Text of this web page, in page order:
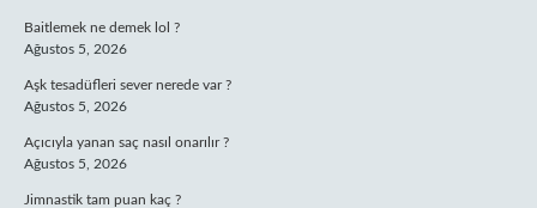
Baitlemek ne demek lol ?
Ağustos 5, 2026
Aşk tesadüfleri sever nerede var ?
Ağustos 5, 2026
Açıcıyla yanan saç nasıl onarılır ?
Ağustos 5, 2026
Jimnastik tam puan kaç ?